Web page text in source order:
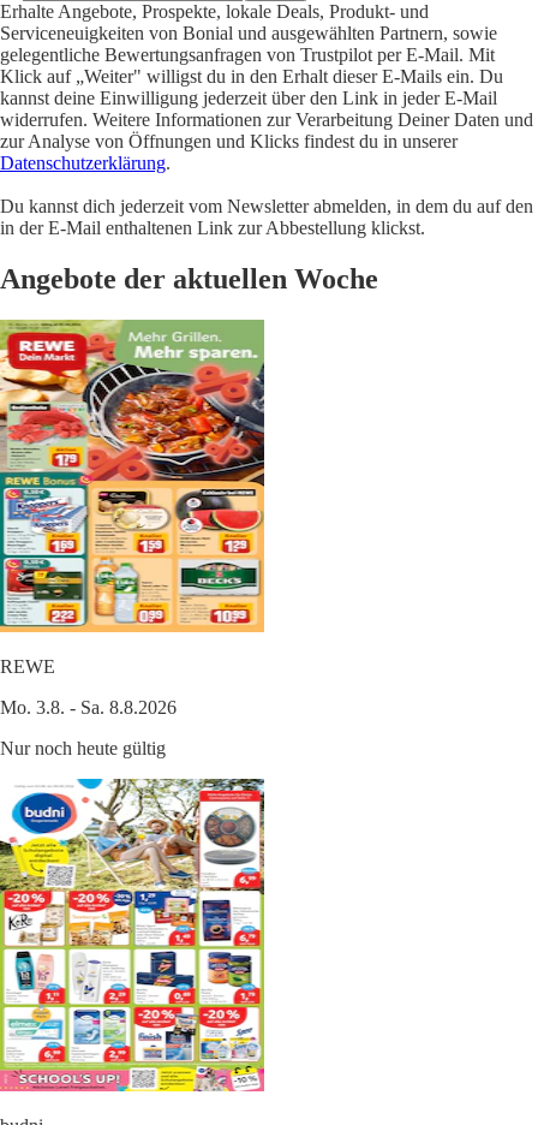
Erhalte Angebote, Prospekte, lokale Deals, Produkt- und
Serviceneuigkeiten von Bonial und ausgewählten Partnern, sowie
gelegentliche Bewertungsanfragen von Trustpilot per E-Mail. Mit
Klick auf „Weiter" willigst du in den Erhalt dieser E-Mails ein. Du
kannst deine Einwilligung jederzeit über den Link in jeder E-Mail
widerrufen. Weitere Informationen zur Verarbeitung Deiner Daten und
zur Analyse von Öffnungen und Klicks findest du in unserer
Datenschutzerklärung.
Du kannst dich jederzeit vom Newsletter abmelden, in dem du auf den
in der E-Mail enthaltenen Link zur Abbestellung klickst.
Angebote der aktuellen Woche
REWE
Mo. 3.8. - Sa. 8.8.2026
Nur noch heute gültig